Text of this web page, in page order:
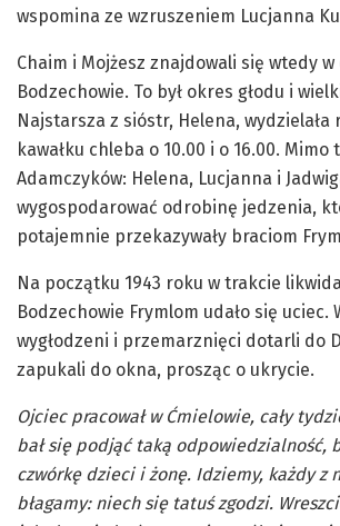
wspomina ze wzruszeniem Lucjanna
Chaim i Mojżesz znajdowali się wtedy
Bodzechowie. To był okres głodu i
Najstarsza z sióstr, Helena, wydzielała
kawałku chleba o 10.00 i o 16.00. Mimo
Adamczyków: Helena, Lucjanna i
wygospodarować odrobinę jedzenia,
potajemnie przekazywały braciom
Na początku 1943 roku w trakcie
Bodzechowie Frymlom udało się uciec.
wygłodzeni i przemarznięci dotarli do
zapukali do okna, prosząc o ukrycie.
Ojciec pracował w Ćmielowie, cały
bał się podjąć taką odpowiedzialność,
czwórkę dzieci i żonę. Idziemy, każdy z
błagamy: niech się tatuś zgodzi.